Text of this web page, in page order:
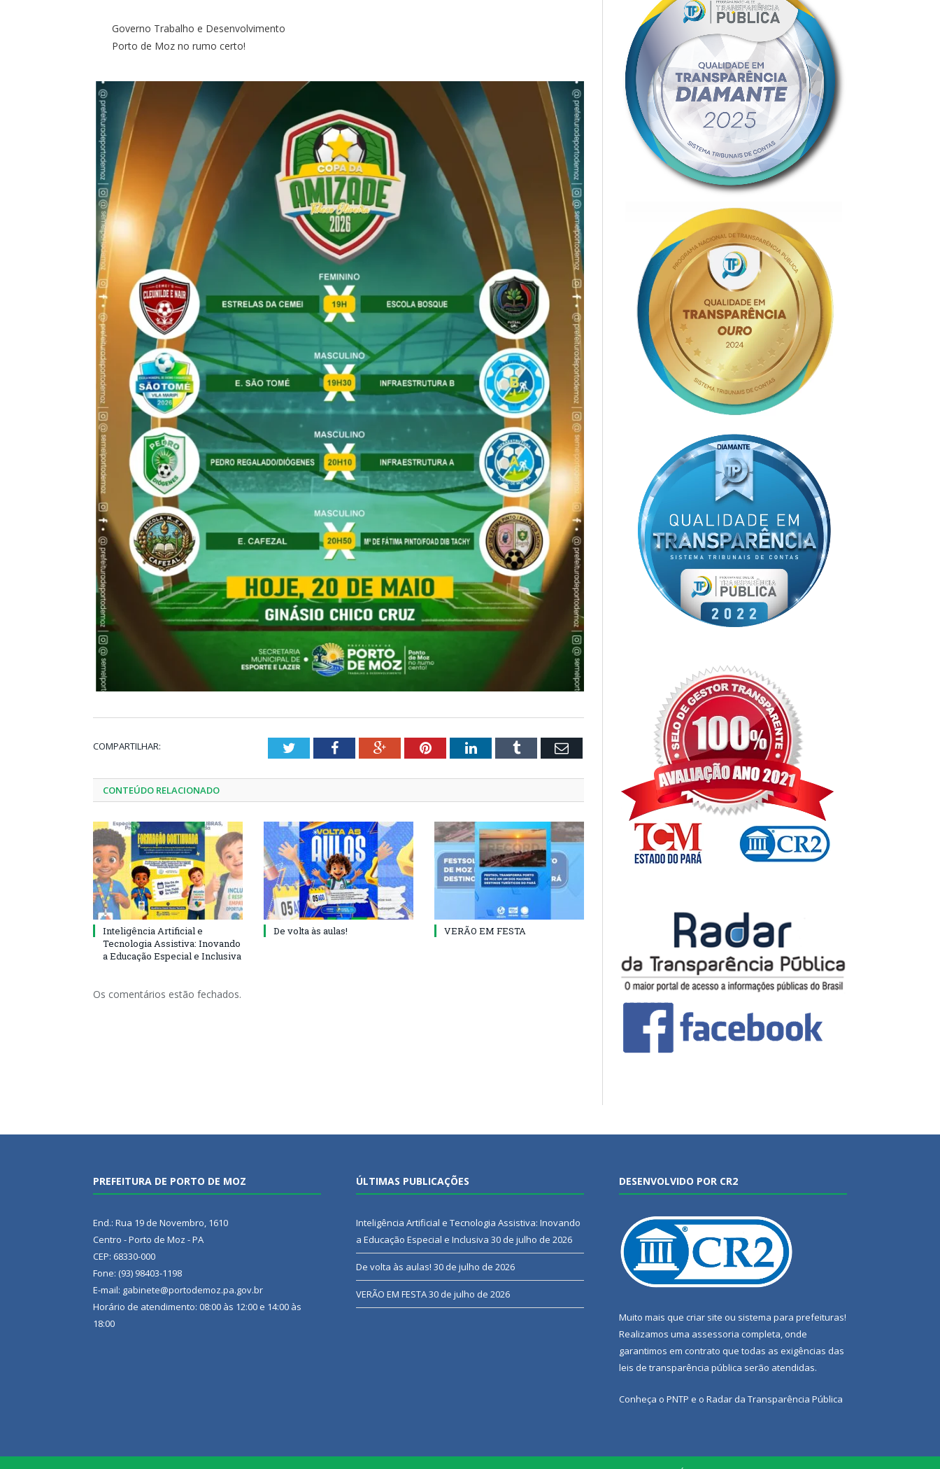
Governo Trabalho e Desenvolvimento
Porto de Moz no rumo certo!
COMPARTILHAR: TwitterFacebookGoogle+PinterestLinkedInTumblr Email
CONTEÚDO RELACIONADO
Inteligência Artificial e
Tecnologia Assistiva: Inovando
a Educação Especial e Inclusiva
De volta às aulas! VERÃO EM FESTA
Os comentários estão fechados.
PREFEITURA DE PORTO DE MOZ
End.: Rua 19 de Novembro, 1610
Centro - Porto de Moz - PA
CEP: 68330-000
Fone: (93) 98403-1198
E-mail: gabinete@portodemoz.pa.gov.br
Horário de atendimento: 08:00 às 12:00 e 14:00 às
18:00
ÚLTIMAS PUBLICAÇÕES
Inteligência Artificial e Tecnologia Assistiva: Inovando
a Educação Especial e Inclusiva 30 de julho de 2026
De volta às aulas! 30 de julho de 2026
VERÃO EM FESTA30 de julho de 2026
DESENVOLVIDO POR CR2
Muito mais que criar site ou sistema para prefeituras!
Realizamos uma assessoria completa, onde
garantimos em contrato que todas as exigências das
leis de transparência pública serão atendidas.
Conheça o PNTP e o Radar da Transparência Pública